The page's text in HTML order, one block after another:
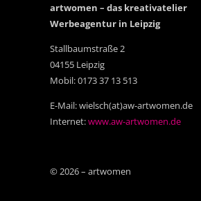
artwomen – das kreativatelier
Werbeagentur in Leipzig
Stallbaumstraße 2
04155 Leipzig
Mobil: 0173 37 13 513
E-Mail: wielsch(at)aw-artwomen.de
Internet:www.aw-artwomen.de
© 2026 – artwomen